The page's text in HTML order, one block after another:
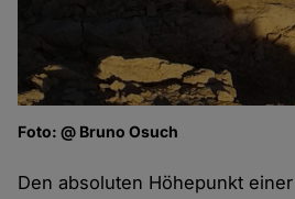
Foto: @ Bruno Osuch
Den absoluten Höhepunkt